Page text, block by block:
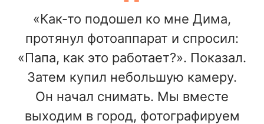
«Как-то подошел ко мне Дима,
протянул фотоаппарат и спросил:
«Папа, как это работает?». Показал.
Затем купил небольшую камеру.
Он начал снимать. Мы вместе
выходим в город, фотографируем